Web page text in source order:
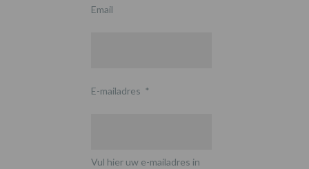
Email
E-mailadres *
Vul hier uw e-mailadres in